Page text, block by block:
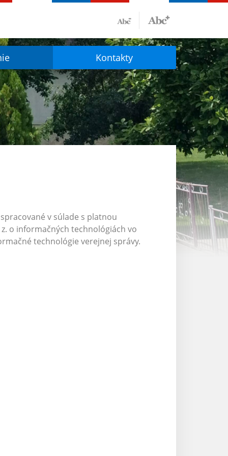
Kontakty
v súlade s platnou
o informačných technológiách vo
technológie verejnej správy.